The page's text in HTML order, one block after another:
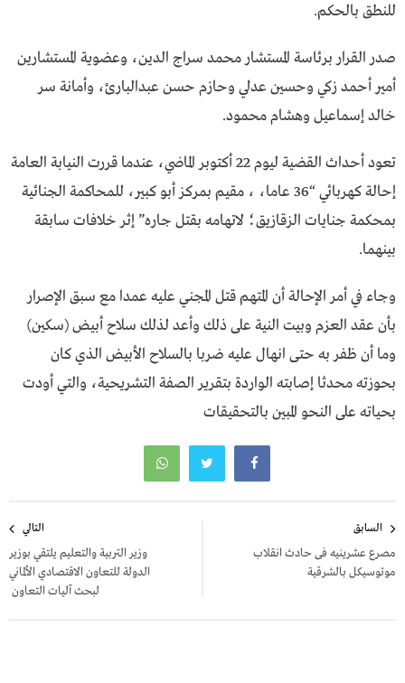
للنطق بالحكم.
صدر القرار برئاسة المستشار محمد سراج الدين، وعضوية المستشارين
أمير أحمد زكي وحسين عدلي وحازم حسن عبدالبارئ، وأمانة سر
خالد إسماعيل وهشام محمود.
تعود أحداث القضية ليوم 22 أكتوبر الماضي، عندما قررت النيابة العامة
إحالة كهربائي “36 عاما، ، مقيم بمركز أبو كبير، للمحاكمة الجنائية
بمحكمة جنايات الزقازيق؛ لاتهامه بقتل جاره” إثر خلافات سابقة
بينهما.
وجاء في أمر الإحالة أن المتهم قتل المجني عليه عمدا مع سبق الإصرار
بأن عقد العزم وبيت النية على ذلك وأعد لذلك سلاح أبيض (سكين)
وما أن ظفر به حتى انهال عليه ضربا بالسلاح الأبيض الذي كان
بحوزته محدثا إصابته الواردة بتقرير الصفة التشريحية، والتي أودت
بحياته على النحو المبين بالتحقيقات
المقالات
السابق
مصرع عشرينيه فى حادث انقلاب
موتوسيكل بالشرقية
التالي
وزير التربية والتعليم يلتقي بوزير
الدولة للتعاون الاقتصادي الألماني
لبحث آليات التعاون